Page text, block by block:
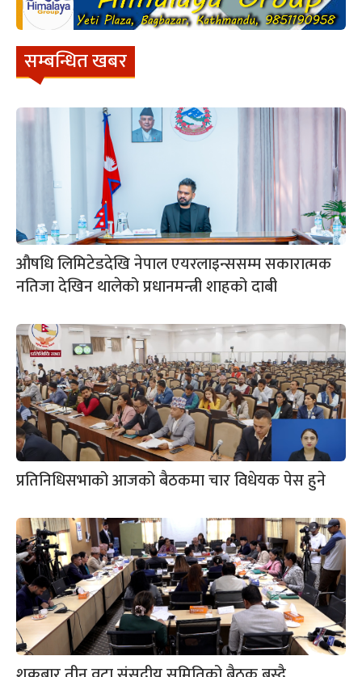
सम्बन्धित खबर
औषधि लिमिटेडदेखि नेपाल एयरलाइन्ससम्म सकारात्मक
नतिजा देखिन थालेको प्रधानमन्त्री शाहको दाबी
प्रतिनिधिसभाको आजको बैठकमा चार विधेयक पेस हुने